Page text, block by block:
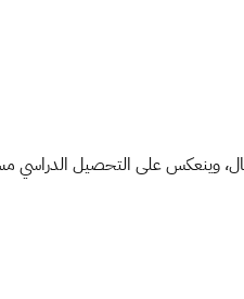
وينعكس على التحصيل الدراسي